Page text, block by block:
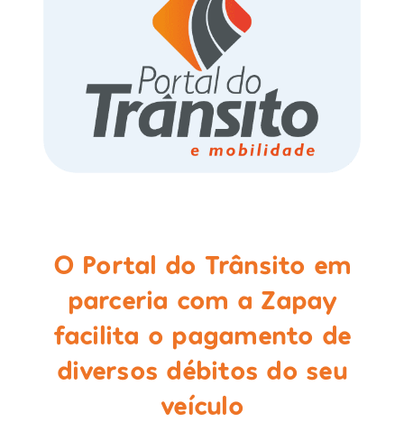
O Portal do Trânsito em
parceria com a Zapay
facilita o pagamento de
diversos débitos do seu
veículo